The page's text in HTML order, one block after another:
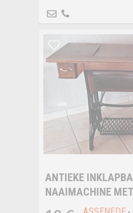
ANTIEKE
NAAIMACHINE